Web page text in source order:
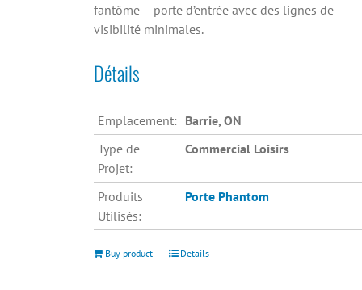
fantôme – porte d’entrée avec des lignes de
visibilité minimales.
Détails
Emplacement: Barrie, ON
Type de
Projet:
Commercial Loisirs
Produits
Utilisés:
Porte Phantom
Buy product Details